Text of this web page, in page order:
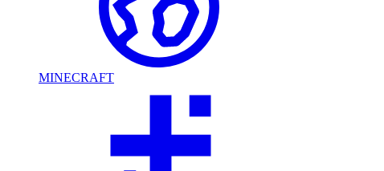
MINECRAFT